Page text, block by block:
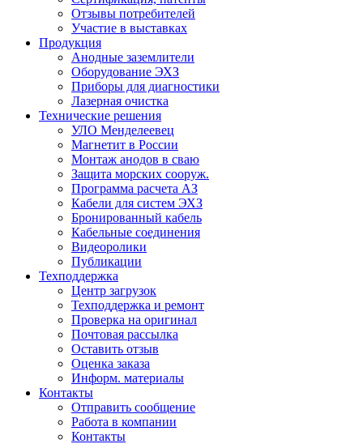
Отзывы потребителей
Участие в выставках
Продукция
Анодные заземлители
Оборудование ЭХЗ
Приборы для диагностики
Лазерная очистка
Технические решения
УЛО Менделеевец
Магнетит в России
Монтаж анодов в сваю
Защита морских сооруж.
Программа расчета АЗ
Кабели для систем ЭХЗ
Бронированный кабель
Кабельные соединения
Видеоролики
Публикации
Техподдержка
Центр загрузок
Техподдержка и ремонт
Проверка на оригинал
Почтовая рассылка
Оставить отзыв
Оценка заказа
Информ. материалы
Контакты
Отправить сообщение
Работа в компании
Контакты